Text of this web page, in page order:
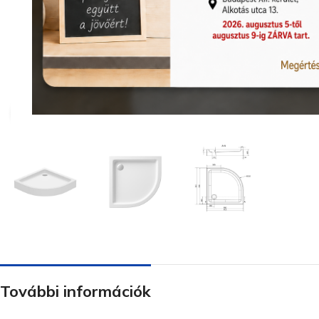
Nagyításhoz kattints ide
További információk